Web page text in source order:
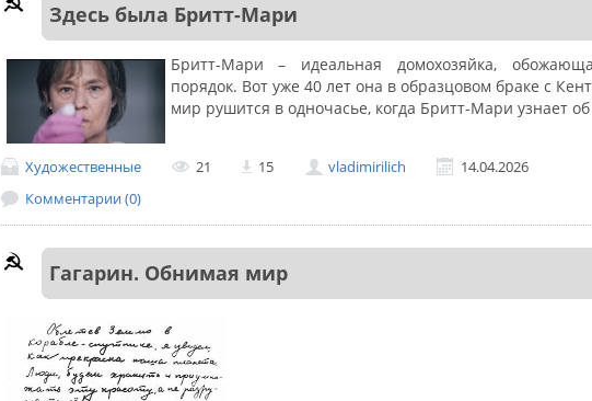
Здесь была Бритт-Мари
Бритт-Мари – идеальная домохозяйка,
порядок. Вот уже 40 лет она в образцовом браке с
мир рушится в одночасье, когда Бритт-Мари узнает
Художественные 21 15 vladimirilich
14.04.2026
Комментарии (0)
Гагарин. Обнимая мир